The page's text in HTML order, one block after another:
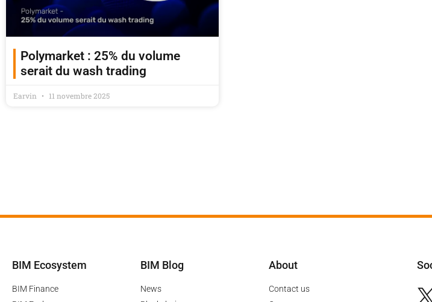
Polymarket : 25% du volume
serait du wash trading
Earvin 11 novembre 2025
BIM Ecosystem
BIM Finance
BIM Blog
News
About
Contact us